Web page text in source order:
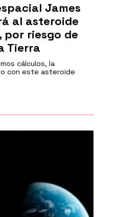
James
al asteroide
por riesgo de
Tierra
cálculos, la
con este asteroide